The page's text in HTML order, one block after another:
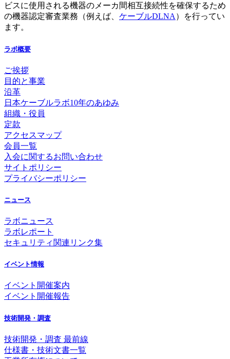
ビスに使用される機器のメーカ間相互接続性を確保するため
の機器認定審査業務（例えば、 ケーブルDLNA）を行ってい
ます。
ラボ概要
ご挨拶
目的と事業
沿革
日本ケーブルラボ10年のあゆみ
組織・役員
定款
アクセスマップ
会員一覧
入会に関するお問い合わせ
サイトポリシー
プライバシーポリシー
ニュース
ラボニュース
ラボレポート
セキュリティ関連リンク集
イベント情報
イベント開催案内
イベント開催報告
技術開発・調査
技術開発・調査 最前線
仕様書・技術文書一覧